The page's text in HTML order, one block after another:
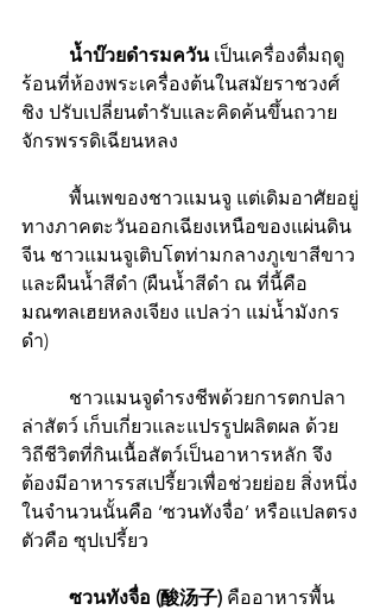
น้ำบ๊วยดำรมควัน เป็นเครื่องดื่มฤดู
ร้อนที่ห้องพระเครื่องต้นในสมัยราชวงศ์
ชิง ปรับเปลี่ยนตำรับและคิดค้นขึ้นถวาย
จักรพรรดิเฉียนหลง
ทางภาคตะวันออกเฉียงเหนือของแผ่นดิน
จีน ชาวแมนจูเติบโตท่ามกลางภูเขาสีขาว
และผืนน้ำสีดำ (ผืนน้ำสีดำ ณ ที่นี้คือ
มณฑลเฮยหลงเจียง แปลว่า แม่น้ำมังกร
ดำ)
ล่าสัตว์ เก็บเกี่ยวและแปรรูปผลิตผล ด้วย
วิถีชีวิตที่กินเนื้อสัตว์เป็นอาหารหลัก จึง
ต้องมีอาหารรสเปรี้ยวเพื่อช่วยย่อย สิ่งหนึ่ง
ในจำนวนนั้นคือ ‘ซวนทังจื่อ’ หรือแปลตรง
ตัวคือ ซุปเปรี้ยว
ซวนทังจื่อ (酸汤子) คืออาหารพื้น